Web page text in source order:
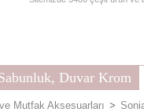
Sabunluk, Duvar Krom
Mutfak Aksesuarları >